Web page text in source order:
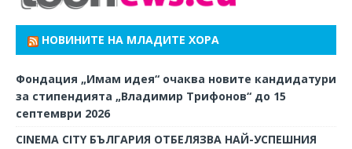
НОВИНИТЕ НА МЛАДИТЕ ХОРА
Фондация „Имам идея“ очаква новите кандидатури
за стипендията „Владимир Трифонов“ до 15
септември 2026
CINEMA CITY БЪЛГАРИЯ ОТБЕЛЯЗВА НАЙ-УСПЕШНИЯ